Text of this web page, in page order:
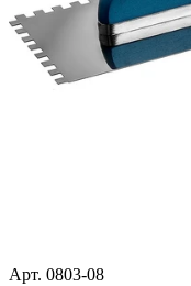
Арт. 0803-08